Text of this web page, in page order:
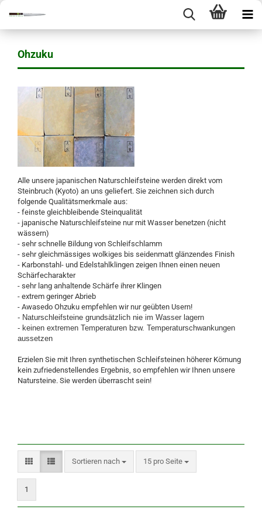
Ohzuku
Alle unsere japanischen Naturschleifsteine werden direkt vom
Steinbruch (Kyoto) an uns geliefert. Sie zeichnen sich durch
folgende Qualitätsmerkmale aus:
- feinste gleichbleibende Steinqualität
- japanische Naturschleifsteine nur mit Wasser benetzen (nicht
wässern)
- sehr schnelle Bildung von Schleifschlamm
- sehr gleichmässiges wolkiges bis seidenmatt glänzendes Finish
- Karbonstahl- und Edelstahlklingen zeigen Ihnen einen neuen
Schärfecharakter
- sehr lang anhaltende Schärfe ihrer Klingen
- extrem geringer Abrieb
- Awasedo Ohzuku empfehlen wir nur geübten Usern!
- Naturschleifsteine grundsätzlich nie im Wasser lagern
- keinen extremen Temperaturen bzw. Temperaturschwankungen
aussetzen
Erzielen Sie mit Ihren synthetischen Schleifsteinen höherer Körnung
kein zufriedenstellendes Ergebnis, so empfehlen wir Ihnen unsere
Natursteine. Sie werden überrascht sein!
Sortieren nach
Sortieren nach 15 pro Seite
pro Seite
1